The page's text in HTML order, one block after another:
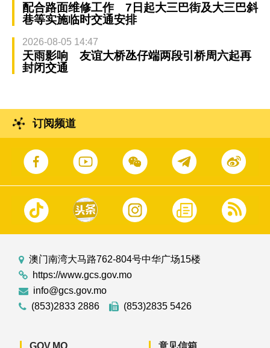
配合路面维修工作 7日起大三巴街及大三巴斜
巷等实施临时交通安排
2026-08-05 14:47
天雨影响 友谊大桥氹仔端两段引桥周六起再
封闭交通
订阅频道
澳门南湾大马路762-804号中华广场15楼
https://www.gcs.gov.mo
info@gcs.gov.mo
(853)2833 2886
(853)2835 5426